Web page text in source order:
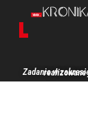
Zadanie w zakresie